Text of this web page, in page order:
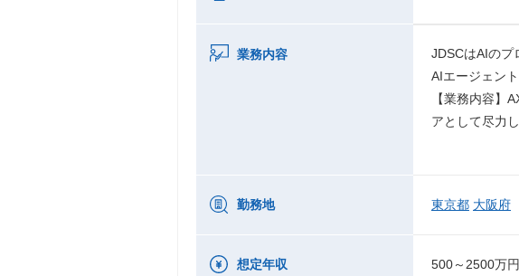
業務内容
JDSCはAIのプ
AIエージェン
【業務内容】
アとして尽力
勤務地 東京都 大阪府
想定年収 500～2500万円